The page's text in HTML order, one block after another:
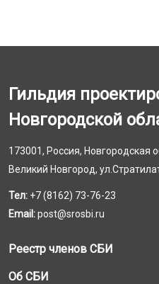
Гильдия
Новгородской
173001, Россия, Новгородская
Великий Новгород,
Тел: +7 (8162) 73-76-23
Email:post@srosbi.ru
Реестр членов СБИ
Об СБИ